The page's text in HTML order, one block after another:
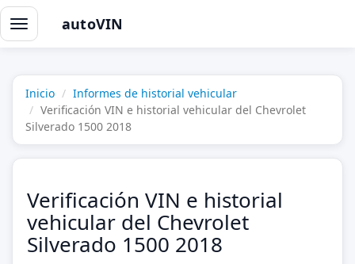
Alternar
navegación
autoVIN
Inicio
Informes de historial vehicular
Verificación VIN e historial vehicular del Chevrolet
Silverado 1500 2018
Verificación VIN e historial
vehicular del Chevrolet
Silverado 1500 2018